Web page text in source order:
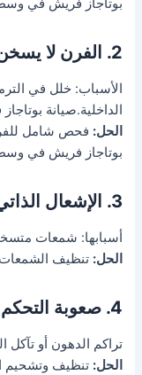
بوتاجاز فريش في وسط
2. الفرن لا يسخن أو الحرارة غير متساوية
الأسباب: خلل في
الداخلية.صيانة
الحل: فحص شامل
بوتاجاز فريش في وسط
3. الإشعال الذاتي لا يعمل
أسبابها: شمعات
الحل: تنظيف الشمعات
4. صعوبة التحكم في المفاتيح
تراكم الدهون أو
الحل: تنظيف وتشحيم